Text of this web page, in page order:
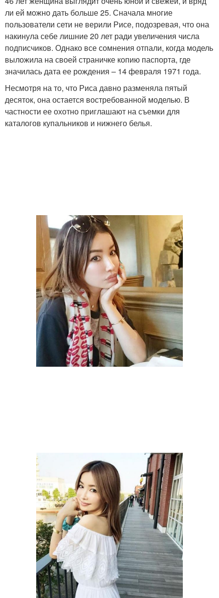
ли ей можно дать больше 25. Сначала многие
пользователи сети не верили Рисе, подозревая, что она
накинула себе лишние 20 лет ради увеличения числа
подписчиков. Однако все сомнения отпали, когда модель
выложила на своей страничке копию паспорта, где
значилась дата ее рождения – 14 февраля 1971 года.
Несмотря на то, что Риса давно разменяла пятый
десяток, она остается востребованной моделью. В
частности ее охотно приглашают на съемки для
каталогов купальников и нижнего белья.